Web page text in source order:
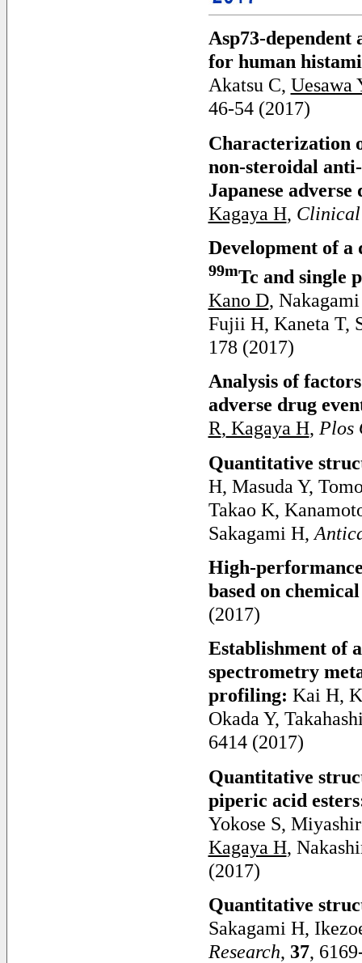
Asp73-
for human
Akatsu C, Uesawa
46-54 (2017)
Characterization
non-steroidal
Japanese
Kagaya H,
Development of a
99mTc and single
Kano D,
Fujii H, Kaneta T,
178 (2017)
Analysis of
adverse drug
R, Kagaya H, Plos
Quantitative
H, Masuda Y,
Takao K,
Sakagami H,
High-
based on
(2017)
Establishment of
spectrometry
profiling: Kai H,
Okada Y,
6414 (2017)
Quantitative
piperic acid
Yokose S,
Kagaya H,
(2017)
Quantitative
Sakagami H,
Research, 37,